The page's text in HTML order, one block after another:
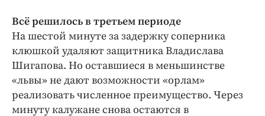
Всё решилось в третьем периоде
На шестой минуте за задержку соперника
клюшкой удаляют защитника Владислава
Шигапова. Но оставшиеся в меньшинстве
«львы» не дают возможности «орлам»
реализовать численное преимущество. Через
минуту калужане снова остаются в